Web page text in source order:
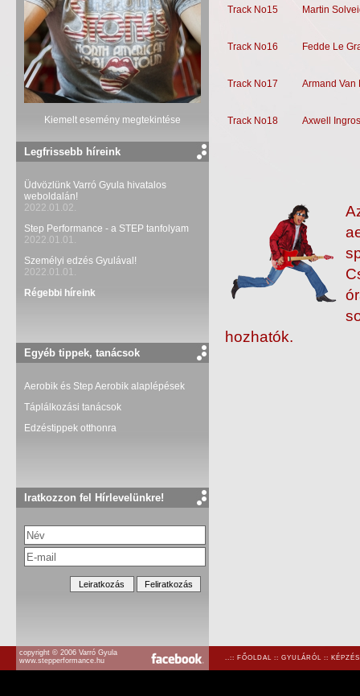
Kiemelt esemény megtekintése
Legfrissebb híreink
Üdvözlünk Varró Gyula hivatalos
weboldalán!
2022.01.02.
Step Performance - a STEP tanfolyam
2022.01.01.
Személyi edzés Gyulával!
2022.01.01.
Régebbi híreink
Egyéb tippek, tanácsok
Aerobik és Step Aerobik alaplépések
Táplálkozási tanácsok
Edzéstippek otthonra
Iratkozzon fel Hírlevelünkre!
Track No15 Martin
Track No16 Fedde Le
Track No17 Armand Van
Track No18 Axwell
hozhatók.
copyright © 2006 Varró Gyula
www.stepperformance.hu
..:: FŐOLDAL :: GYULÁRÓL ::